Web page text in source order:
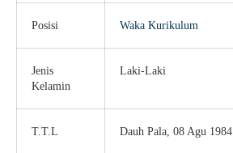
Posisi Waka Kurikulum
Jenis
Kelamin
Laki-Laki
T.T.L Dauh Pala, 08 Agu 1984